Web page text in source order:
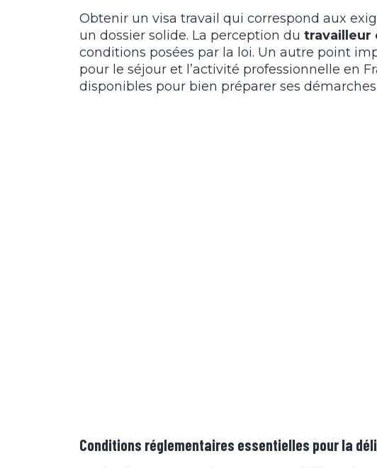
Obtenir un visa travail qui correspond aux
un dossier solide. La perception du travailleur
conditions posées par la loi. Un autre point
pour le séjour et l’activité professionnelle en
disponibles pour bien préparer ses démarches.
Conditions réglementaires essentielles pour la